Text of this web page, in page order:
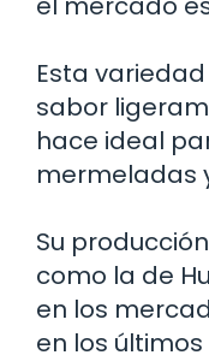
Esta
sabor
hace ideal
mermeladas
Su
como la de
en los
en los últimos